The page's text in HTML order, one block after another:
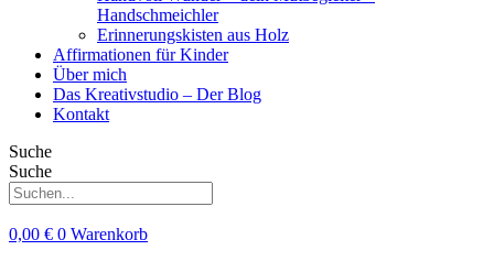
Handschmeichler
Erinnerungskisten aus Holz
Affirmationen für Kinder
Über mich
Das Kreativstudio – Der Blog
Kontakt
Suche
Suche
0,00 € 0 Warenkorb